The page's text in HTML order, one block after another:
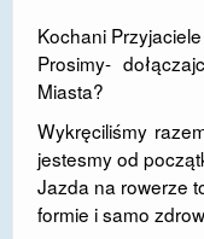
Kochani
Prosimy-
Miasta?
Wykręciliśmy
jestesmy od
Jazda na rowerze
formie i samo